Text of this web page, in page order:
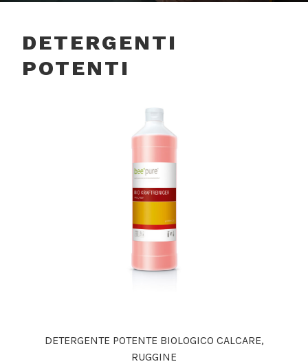
DETERGENTI
POTENTI
DETERGENTE POTENTE BIOLOGICO CALCARE,
RUGGINE